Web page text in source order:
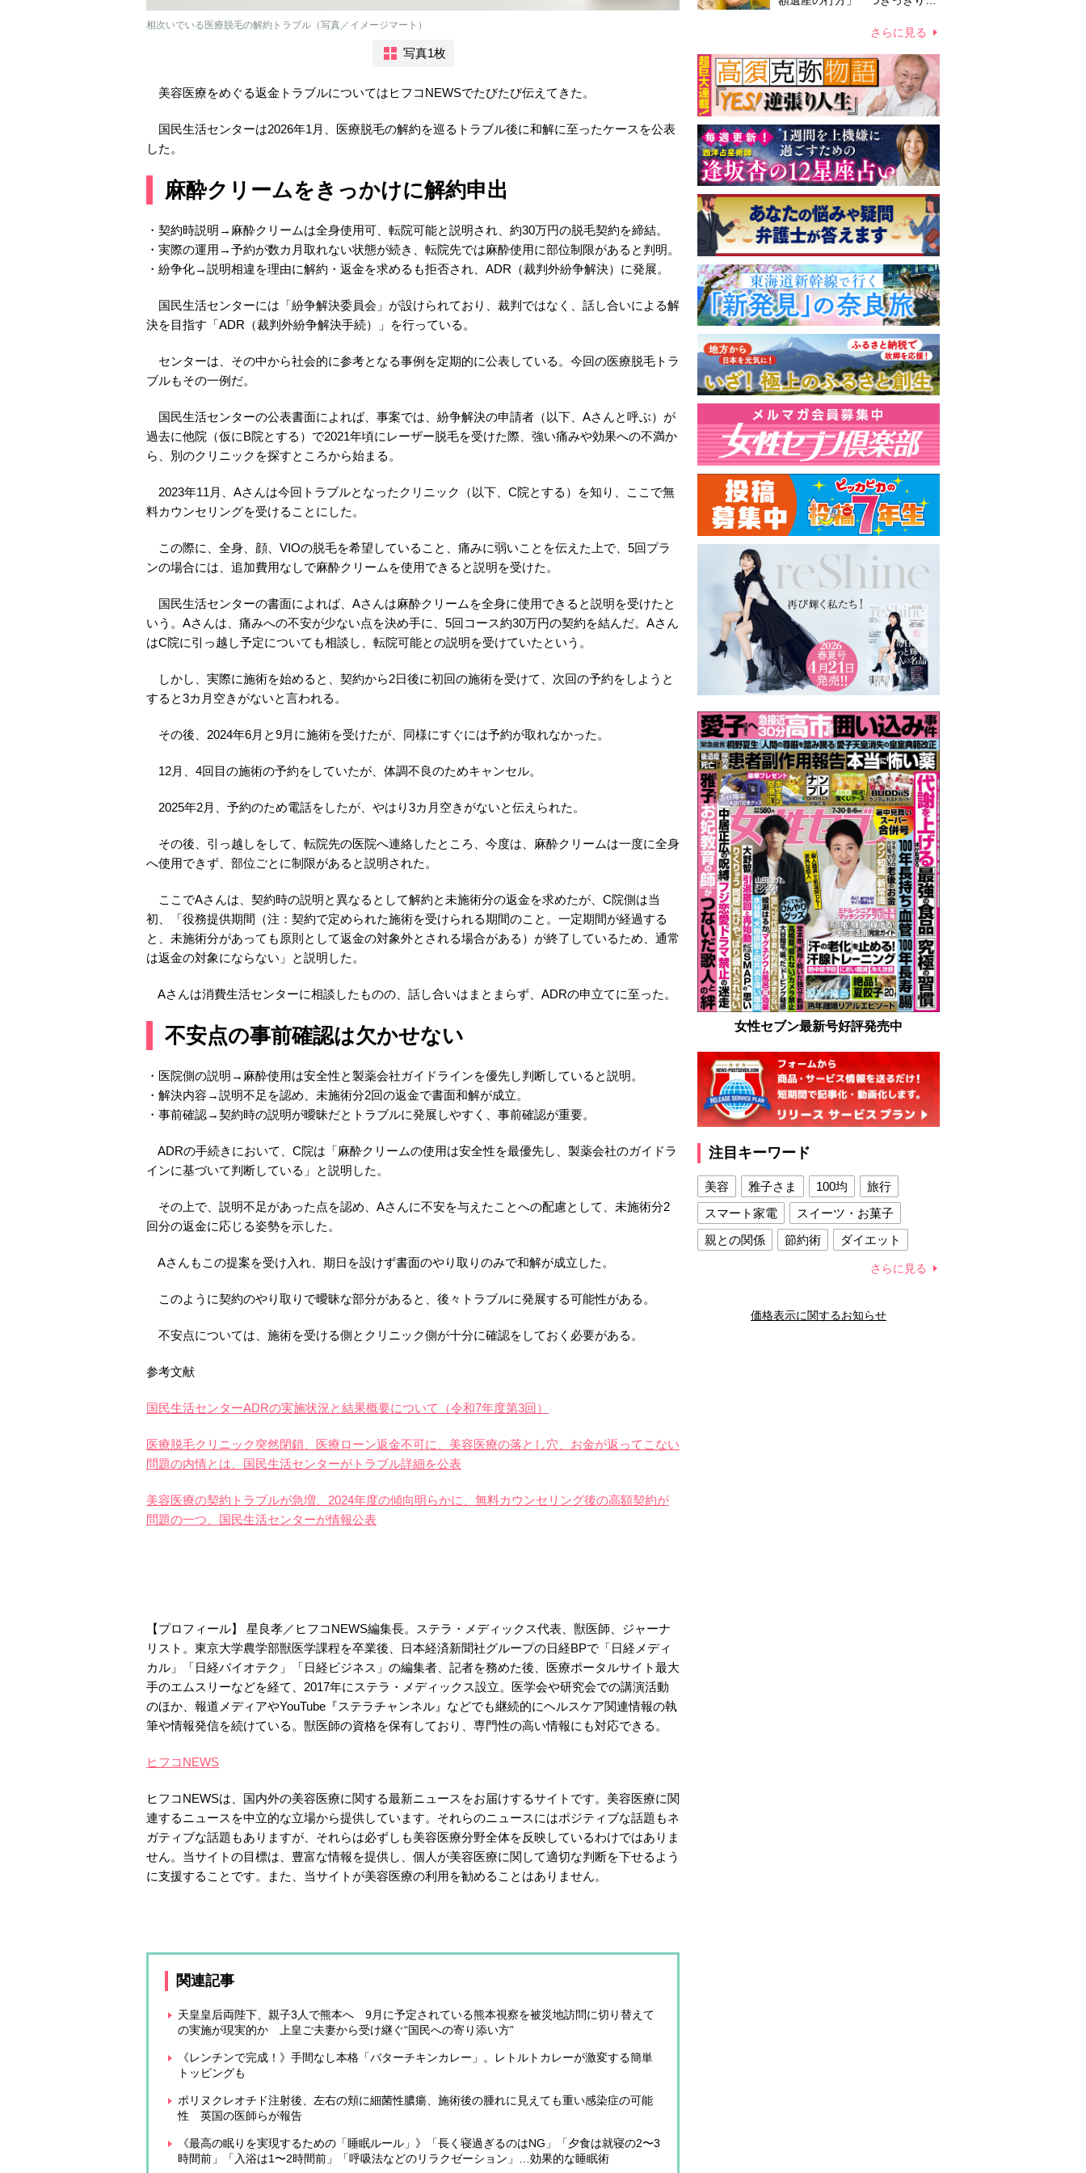
相次いでいる医療脱毛の解約トラブル（写真／イメージマート）
写真1枚
美容医療をめぐる返金トラブルについてはヒフコNEWSでたびたび伝えてきた。
国民生活センターは2026年1月、医療脱毛の解約を巡るトラブル後に和解に至ったケースを公表
した。
麻酔クリームをきっかけに解約申出
・契約時説明→麻酔クリームは全身使用可、転院可能と説明され、約30万円の脱毛契約を締結。
・実際の運用→予約が数カ月取れない状態が続き、転院先では麻酔使用に部位制限があると判明。
・紛争化→説明相違を理由に解約・返金を求めるも拒否され、ADR（裁判外紛争解決）に発展。
国民生活センターには「紛争解決委員会」が設けられており、裁判ではなく、話し合いによる解
決を目指す「ADR（裁判外紛争解決手続）」を行っている。
センターは、その中から社会的に参考となる事例を定期的に公表している。今回の医療脱毛トラ
ブルもその一例だ。
国民生活センターの公表書面によれば、事案では、紛争解決の申請者（以下、Aさんと呼ぶ）が
過去に他院（仮にB院とする）で2021年頃にレーザー脱毛を受けた際、強い痛みや効果への不満か
ら、別のクリニックを探すところから始まる。
2023年11月、Aさんは今回トラブルとなったクリニック（以下、C院とする）を知り、ここで無
料カウンセリングを受けることにした。
この際に、全身、顔、VIOの脱毛を希望していること、痛みに弱いことを伝えた上で、5回プラ
ンの場合には、追加費用なしで麻酔クリームを使用できると説明を受けた。
国民生活センターの書面によれば、Aさんは麻酔クリームを全身に使用できると説明を受けたと
いう。Aさんは、痛みへの不安が少ない点を決め手に、5回コース約30万円の契約を結んだ。Aさん
はC院に引っ越し予定についても相談し、転院可能との説明を受けていたという。
しかし、実際に施術を始めると、契約から2日後に初回の施術を受けて、次回の予約をしようと
すると3カ月空きがないと言われる。
その後、2024年6月と9月に施術を受けたが、同様にすぐには予約が取れなかった。
12月、4回目の施術の予約をしていたが、体調不良のためキャンセル。
2025年2月、予約のため電話をしたが、やはり3カ月空きがないと伝えられた。
その後、引っ越しをして、転院先の医院へ連絡したところ、今度は、麻酔クリームは一度に全身
へ使用できず、部位ごとに制限があると説明された。
ここでAさんは、契約時の説明と異なるとして解約と未施術分の返金を求めたが、C院側は当
初、「役務提供期間（注：契約で定められた施術を受けられる期間のこと。一定期間が経過する
と、未施術分があっても原則として返金の対象外とされる場合がある）が終了しているため、通常
は返金の対象にならない」と説明した。
Aさんは消費生活センターに相談したものの、話し合いはまとまらず、ADRの申立てに至った。
不安点の事前確認は欠かせない
・医院側の説明→麻酔使用は安全性と製薬会社ガイドラインを優先し判断していると説明。
・解決内容→説明不足を認め、未施術分2回の返金で書面和解が成立。
・事前確認→契約時の説明が曖昧だとトラブルに発展しやすく、事前確認が重要。
ADRの手続きにおいて、C院は「麻酔クリームの使用は安全性を最優先し、製薬会社のガイドラ
インに基づいて判断している」と説明した。
その上で、説明不足があった点を認め、Aさんに不安を与えたことへの配慮として、未施術分2
回分の返金に応じる姿勢を示した。
Aさんもこの提案を受け入れ、期日を設けず書面のやり取りのみで和解が成立した。
このように契約のやり取りで曖昧な部分があると、後々トラブルに発展する可能性がある。
不安点については、施術を受ける側とクリニック側が十分に確認をしておく必要がある。
参考文献
国民生活センターADRの実施状況と結果概要について（令和7年度第3回）
医療脱毛クリニック突然閉鎖、医療ローン返金不可に、美容医療の落とし穴、お金が返ってこない
問題の内情とは、国民生活センターがトラブル詳細を公表
美容医療の契約トラブルが急増、2024年度の傾向明らかに、無料カウンセリング後の高額契約が
問題の一つ、国民生活センターが情報公表
【プロフィール】 星良孝／ヒフコNEWS編集長。ステラ・メディックス代表、獣医師、ジャーナ
リスト。東京大学農学部獣医学課程を卒業後、日本経済新聞社グループの日経BPで「日経メディ
カル」「日経バイオテク」「日経ビジネス」の編集者、記者を務めた後、医療ポータルサイト最大
手のエムスリーなどを経て、2017年にステラ・メディックス設立。医学会や研究会での講演活動
のほか、報道メディアやYouTube『ステラチャンネル』などでも継続的にヘルスケア関連情報の執
筆や情報発信を続けている。獣医師の資格を保有しており、専門性の高い情報にも対応できる。
ヒフコNEWS
ヒフコNEWSは、国内外の美容医療に関する最新ニュースをお届けするサイトです。美容医療に関
連するニュースを中立的な立場から提供しています。それらのニュースにはポジティブな話題もネ
ガティブな話題もありますが、それらは必ずしも美容医療分野全体を反映しているわけではありま
せん。当サイトの目標は、豊富な情報を提供し、個人が美容医療に関して適切な判断を下せるよう
に支援することです。また、当サイトが美容医療の利用を勧めることはありません。
関連記事
天皇皇后両陛下、親子3人で熊本へ 9月に予定されている熊本視察を被災地訪問に切り替えて
の実施が現実的か 上皇ご夫妻から受け継ぐ“国民への寄り添い方”
《レンチンで完成！》手間なし本格「バターチキンカレー」。レトルトカレーが激変する簡単
トッピングも
ポリヌクレオチド注射後、左右の頬に細菌性膿瘍、施術後の腫れに見えても重い感染症の可能
性 英国の医師らが報告
《最高の眠りを実現するための「睡眠ルール」》「長く寝過ぎるのはNG」「夕食は就寝の2〜3
時間前」「入浴は1〜2時間前」「呼吸法などのリラクゼーション」…効果的な睡眠術
さらに見る
女性セブン最新号好評発売中
注目キーワード
美容 雅子さま 100均
旅行
スマート家電
スイーツ・お菓子
親との関係
節約術
ダイエット
夫との関係
新津春子 どか食い
さらに見る
価格表示に関するお知らせ